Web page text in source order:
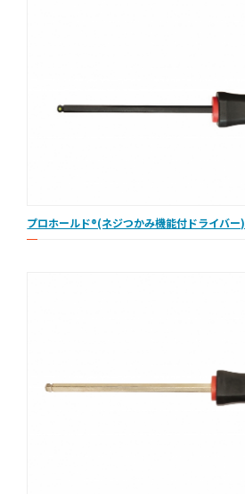
プロホールド®(ネジつかみ機能付ドライバー)